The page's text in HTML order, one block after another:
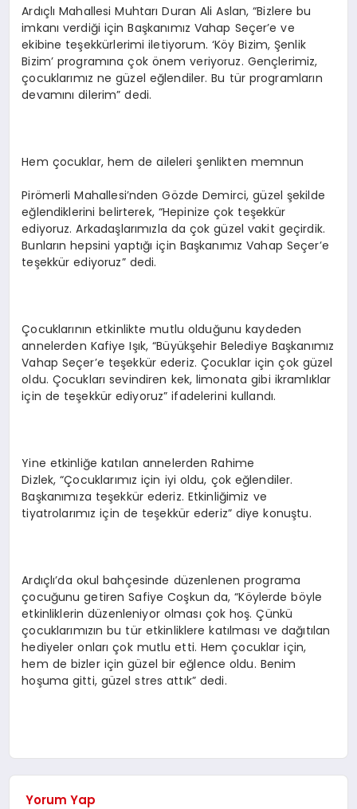
Ardıçlı Mahallesi Muhtarı Duran Ali Aslan, “Bizlere bu
imkanı verdiği için Başkanımız Vahap Seçer’e ve
ekibine teşekkürlerimi iletiyorum. ‘Köy Bizim, Şenlik
Bizim’ programına çok önem veriyoruz. Gençlerimiz,
çocuklarımız ne güzel eğlendiler. Bu tür programların
devamını dilerim” dedi.
Hem çocuklar, hem de aileleri şenlikten memnun
Pirömerli Mahallesi’nden Gözde Demirci, güzel şekilde
eğlendiklerini belirterek, “Hepinize çok teşekkür
ediyoruz. Arkadaşlarımızla da çok güzel vakit geçirdik.
Bunların hepsini yaptığı için Başkanımız Vahap Seçer’e
teşekkür ediyoruz” dedi.
Çocuklarının etkinlikte mutlu olduğunu kaydeden
annelerden Kafiye Işık, “Büyükşehir Belediye Başkanımız
Vahap Seçer’e teşekkür ederiz. Çocuklar için çok güzel
oldu. Çocukları sevindiren kek, limonata gibi ikramlıklar
için de teşekkür ediyoruz” ifadelerini kullandı.
Yine etkinliğe katılan annelerden Rahime
Dizlek, “Çocuklarımız için iyi oldu, çok eğlendiler.
Başkanımıza teşekkür ederiz. Etkinliğimiz ve
tiyatrolarımız için de teşekkür ederiz” diye konuştu.
Ardıçlı’da okul bahçesinde düzenlenen programa
çocuğunu getiren Safiye Coşkun da, “Köylerde böyle
etkinliklerin düzenleniyor olması çok hoş. Çünkü
çocuklarımızın bu tür etkinliklere katılması ve dağıtılan
hediyeler onları çok mutlu etti. Hem çocuklar için,
hem de bizler için güzel bir eğlence oldu. Benim
hoşuma gitti, güzel stres attık” dedi.
Yorum Yap